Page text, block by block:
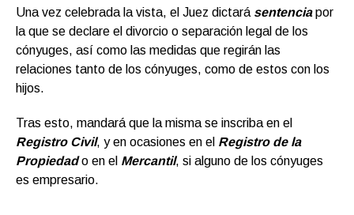
Una vez celebrada la vista, el Juez dictará sentencia por
la que se declare el divorcio o separación legal de los
cónyuges, así como las medidas que regirán las
relaciones tanto de los cónyuges, como de estos con los
hijos.
Tras esto, mandará que la misma se inscriba en el
Registro Civil, y en ocasiones en el Registro de la
Propiedad o en el Mercantil, si alguno de los cónyuges
es empresario.